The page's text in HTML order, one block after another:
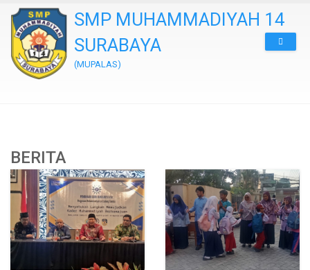
SMP MUHAMMADIYAH 14
SURABAYA
(MUPALAS)
BERITA